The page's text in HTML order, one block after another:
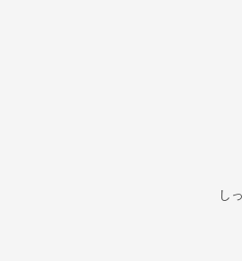
し